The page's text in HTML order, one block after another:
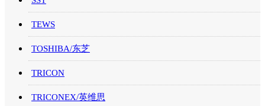
TEWS
TOSHIBA/东芝
TRICON
TRICONEX/英维思